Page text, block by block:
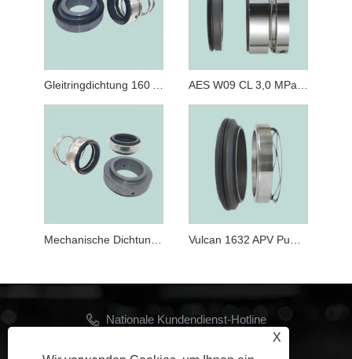
Nationale Kundendienst-Hotline
X